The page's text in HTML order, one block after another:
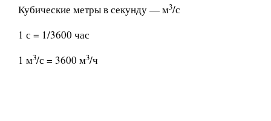
Кубические метры в секунду — м3/с
1 с = 1/3600 час
1 м3/с = 3600 м3/ч